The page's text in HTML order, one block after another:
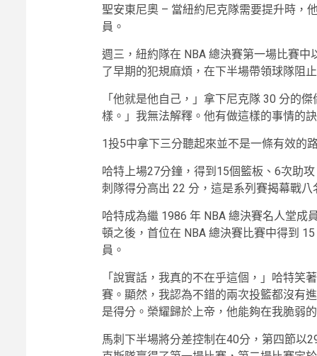
聖安東尼奧 – 當紐約尼克隊需要提升時，
員。
週三，紐約隊在 NBA 總決賽第一場比賽
了早期的犯規麻煩，在下半場帶領球隊阻
「他就是他自己，」拿下尼克隊 30 分的
樣。」我無法解釋。他有做這樣的事情的
1投5中拿下三分聽起來並不是一條有效的
哈特上場27分鐘，得到15個籃板、6次助
刺隊得分高出 22 分，這是系列賽揭幕戰
哈特成為繼 1986 年 NBA 總決賽名人堂成
頓之後，首位在 NBA 總決賽比賽中得到
員。
「說實話，我真的不在乎這個，」哈特笑
賽。顯然，我認為不錯的兩次投籃都沒有
是得分。榮耀歸於上帝，他能夠在我脆弱
馬刺下半場將分差控制在40分，第四節以